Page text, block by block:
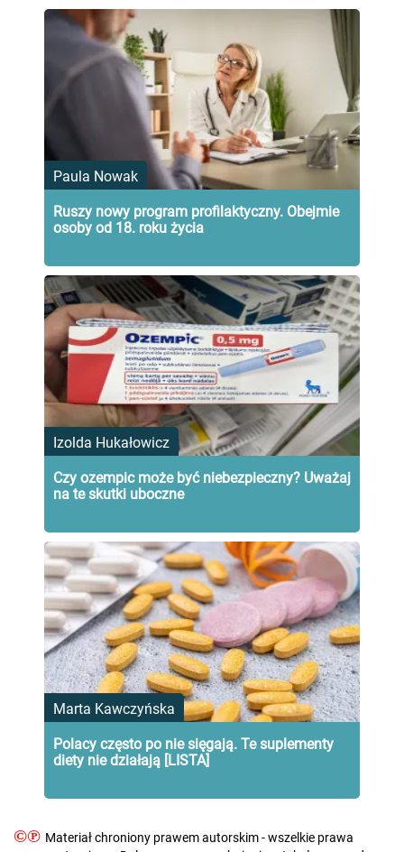
Paula Nowak
Ruszy nowy program profilaktyczny. Obejmie
osoby od 18. roku życia
Izolda Hukałowicz
Czy ozempic może być niebezpieczny? Uważaj
na te skutki uboczne
Marta Kawczyńska
Polacy często po nie sięgają. Te suplementy
diety nie działają [LISTA]
©℗ Materiał chroniony prawem autorskim - wszelkie prawa